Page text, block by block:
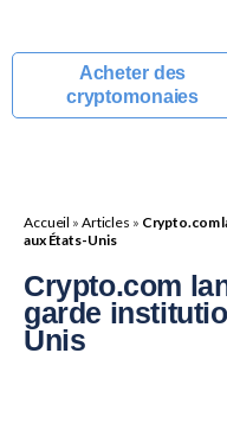
Acheter des
cryptomonaies
Accueil » Articles » Crypto.com
aux États-Unis
Crypto.com
garde
Unis